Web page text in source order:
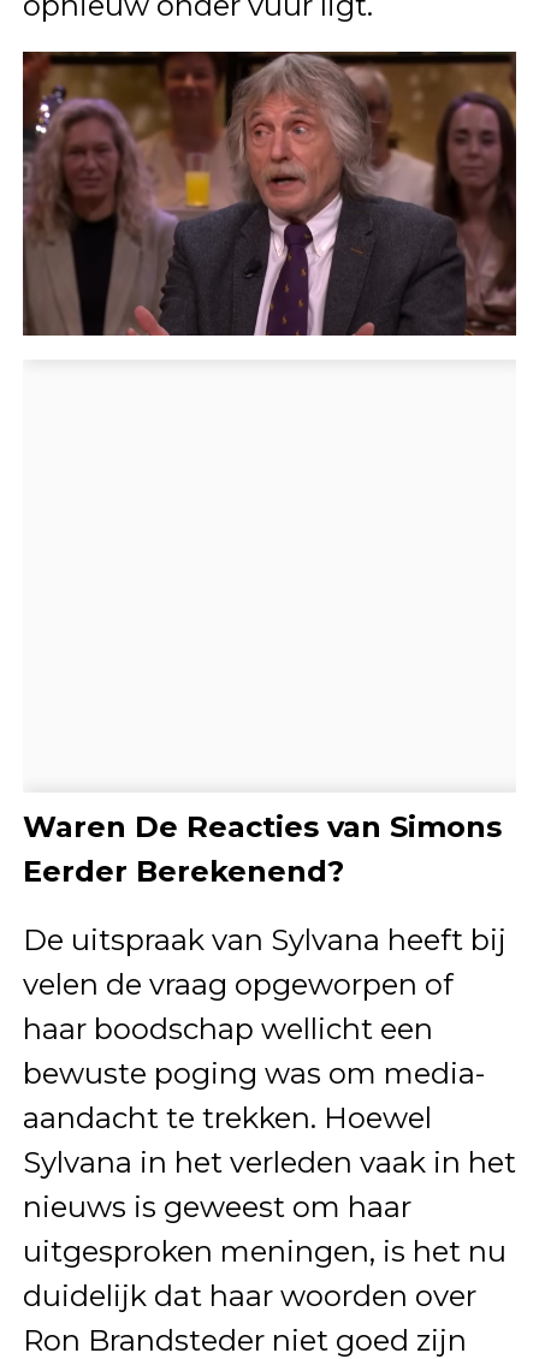
Waren De Reacties van Simons
Eerder Berekenend?
De uitspraak van Sylvana heeft bij
velen de vraag opgeworpen of
haar boodschap wellicht een
bewuste poging was om media-
aandacht te trekken. Hoewel
Sylvana in het verleden vaak in het
nieuws is geweest om haar
uitgesproken meningen, is het nu
duidelijk dat haar woorden over
Ron Brandsteder niet goed zijn